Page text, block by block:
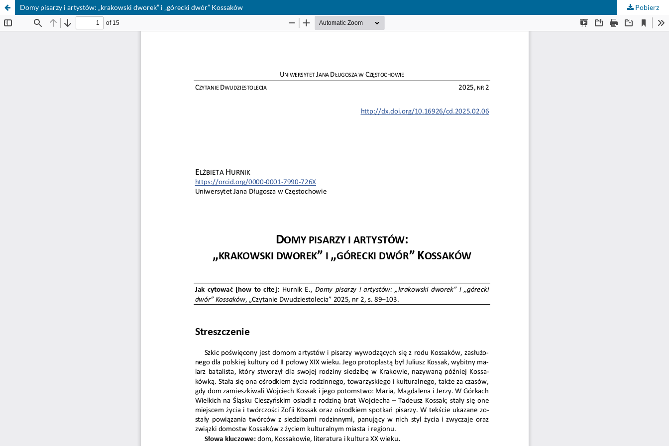
Domy pisarzy i artystów: „krakowski dworek” i „górecki dwór” Kossaków Pobierz